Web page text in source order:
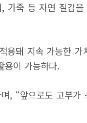
가죽 등 자연 질감
돼 지속 가능한 가
용이 가능하다.
, “앞으로도 고부가